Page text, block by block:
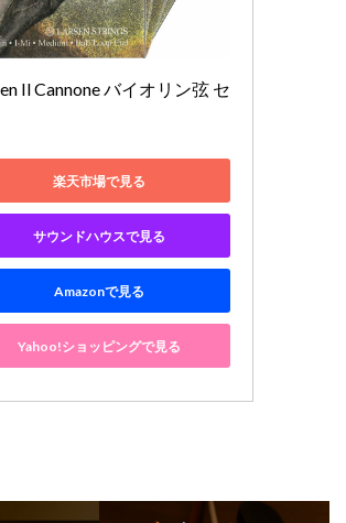
Il Cannone バイオリン弦 セ
楽天市場で見る
サウンドハウスで見る
Amazonで見る
Yahoo!ショッピングで見る